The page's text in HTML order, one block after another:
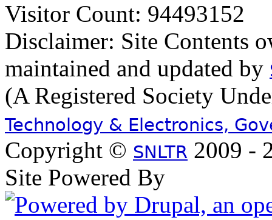
Visitor Count: 94493152
Disclaimer: Site Contents
maintained and updated by
(A Registered Society
Technology & Electronics,
Copyright © SNLTR 2009 -
Site Powered By